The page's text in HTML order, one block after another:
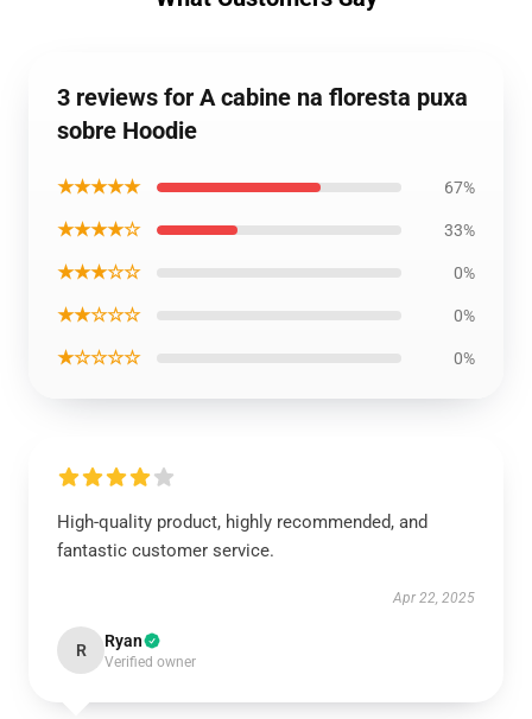
3 reviews for A cabine na floresta puxa
sobre Hoodie
★★★★★ 67%
★★★★☆ 33%
★★★☆☆ 0%
★★☆☆☆ 0%
★☆☆☆☆ 0%
High-quality product, highly recommended, and
fantastic customer service.
Apr 22, 2025
R Ryan
Verified owner